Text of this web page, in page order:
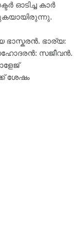
ഓടിച്ച കാർ
ഭാസ്കരൻ. ഭാര്യ:
സജീവൻ.
ശേഷം